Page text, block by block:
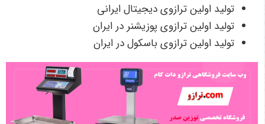
تولید اولین ترازوی دیجیتال ایرانی
تولید اولین ترازوی پوزیشنر در ایران
تولید اولین ترازوی باسکول در ایران